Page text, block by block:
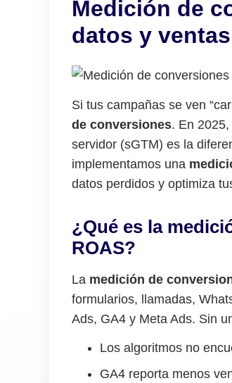
Medición de
datos y
Si tus campañas se ven
de conversiones. En
servidor (sGTM) es la
implementamos una
datos perdidos y optimiza
¿Qué es la
ROAS?
La medición de
formularios, llamadas,
Ads, GA4 y Meta Ads. Sin
Los algoritmos no
GA4 reporta menos